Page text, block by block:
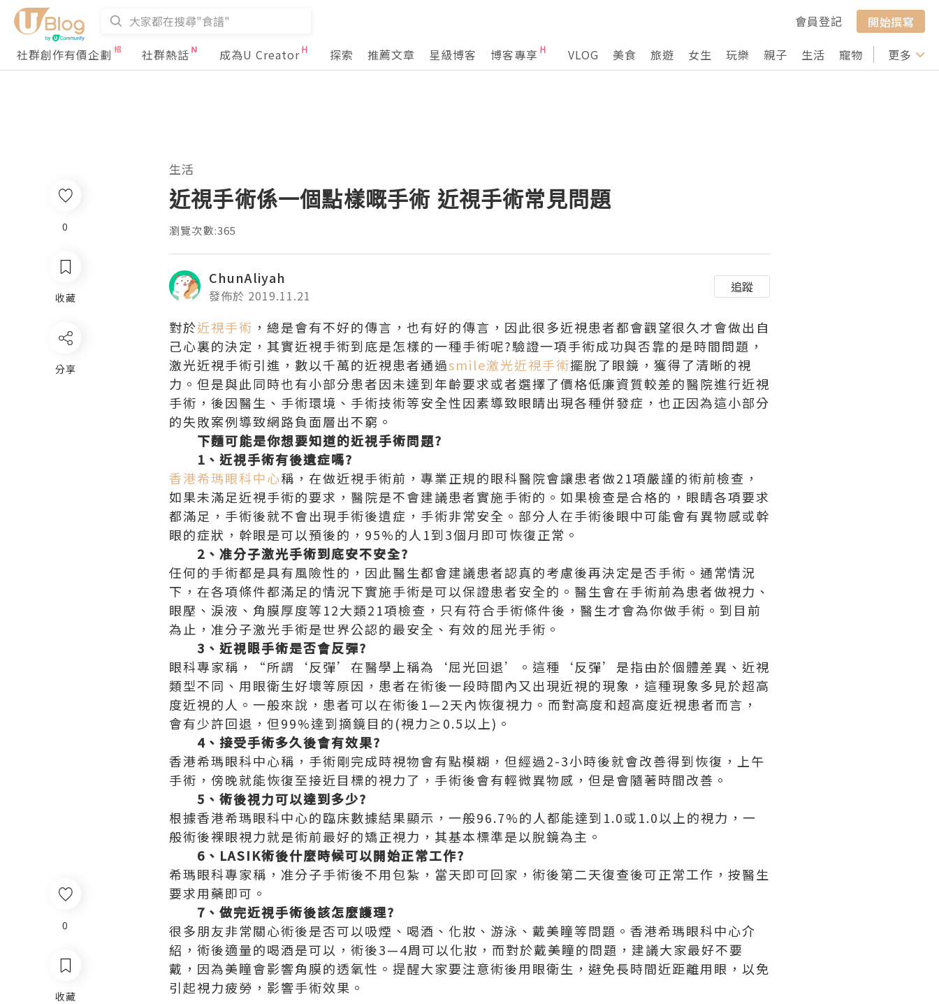
會員登記
開始撰寫
社群創作有價企劃
社群熱話 成為U Creator 探索 推薦文章 星級博客 博客專享 VLOG 美食 旅遊 女生 玩樂 親子 生活 寵物 行山 打卡
更多
0
收藏
生活
近視手術係一個點樣嘅手術 近視手術常見問題
瀏覽次數:365
ChunAliyah
發佈於 2019.11.21
追蹤
對於近視手術 ，總是會有不好的傳言，也有好的傳言，因此很多近視患者都會觀望很久才會做出自
己心裏的決定，其實近視手術到底是怎樣的一種手術呢?驗證一項手術成功與否靠的是時間問題，
激光近視手術引進，數以千萬的近視患者通過smile激光近視手術擺脫了眼鏡，獲得了清晰的視
力。但是與此同時也有小部分患者因未達到年齡要求或者選擇了價格低廉資質較差的醫院進行近視
手術，後因醫生、手術環境、手術技術等安全性因素導致眼睛出現各種併發症，也正因為這小部分
的失敗案例導致網路負面層出不窮。
下麵可能是你想要知道的近視手術問題?
1、近視手術有後遺症嗎?
香港希瑪眼科中心稱，在做近視手術前，專業正規的眼科醫院會讓患者做21項嚴謹的術前檢查，
如果未滿足近視手術的要求，醫院是不會建議患者實施手術的。如果檢查是合格的，眼睛各項要求
都滿足，手術後就不會出現手術後遺症，手術非常安全。部分人在手術後眼中可能會有異物感或幹
眼的症狀，幹眼是可以預後的，95%的人1到3個月即可恢復正常。
2、准分子激光手術到底安不安全?
任何的手術都是具有風險性的，因此醫生都會建議患者認真的考慮後再決定是否手術。通常情況
下，在各項條件都滿足的情況下實施手術是可以保證患者安全的。醫生會在手術前為患者做視力、
眼壓、淚液、角膜厚度等12大類21項檢查，只有符合手術條件後，醫生才會為你做手術。到目前
為止，准分子激光手術是世界公認的最安全、有效的屈光手術。
3、近視眼手術是否會反彈?
眼科專家稱，“所謂‘反彈’在醫學上稱為‘屈光回退’。這種‘反彈’是指由於個體差異、近視
類型不同、用眼衛生好壞等原因，患者在術後一段時間內又出現近視的現象，這種現象多見於超高
度近視的人。一般來說，患者可以在術後1—2天內恢復視力。而對高度和超高度近視患者而言，
會有少許回退，但99%達到摘鏡目的(視力≥0.5以上)。
4、接受手術多久後會有效果?
香港希瑪眼科中心稱，手術剛完成時視物會有點模糊，但經過2-3小時後就會改善得到恢復，上午
手術，傍晚就能恢復至接近目標的視力了，手術後會有輕微異物感，但是會隨著時間改善。
5、術後視力可以達到多少?
根據香港希瑪眼科中心的臨床數據結果顯示，一般96.7%的人都能達到1.0或1.0以上的視力，一
般術後裸眼視力就是術前最好的矯正視力，其基本標準是以脫鏡為主。
6、LASIK術後什麼時候可以開始正常工作?
希瑪眼科專家稱，准分子手術後不用包紮，當天即可回家，術後第二天復查後可正常工作，按醫生
要求用藥即可。
7、做完近視手術後該怎麼護理?
很多朋友非常關心術後是否可以吸煙、喝酒、化妝、游泳、戴美瞳等問題。香港希瑪眼科中心介
紹，術後適量的喝酒是可以，術後3—4周可以化妝，而對於戴美瞳的問題，建議大家最好不要
戴，因為美瞳會影響角膜的透氧性。提醒大家要注意術後用眼衛生，避免長時間近距離用眼，以免
引起視力疲勞，影響手術效果。
0
收藏
分享